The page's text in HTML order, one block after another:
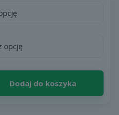
Dodaj do koszyka